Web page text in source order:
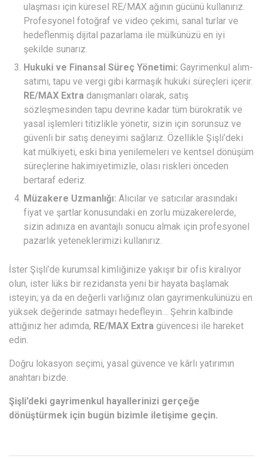
ulaşması için küresel RE/MAX ağının gücünü kullanırız.
Profesyonel fotoğraf ve video çekimi, sanal turlar ve
hedeflenmiş dijital pazarlama ile mülkünüzü en iyi
şekilde sunarız.
Hukuki ve Finansal Süreç Yönetimi: Gayrimenkul alım-
satımı, tapu ve vergi gibi karmaşık hukuki süreçleri içerir.
RE/MAX Extra danışmanları olarak, satış
sözleşmesinden tapu devrine kadar tüm bürokratik ve
yasal işlemleri titizlikle yönetir, sizin için sorunsuz ve
güvenli bir satış deneyimi sağlarız. Özellikle Şişli’deki
kat mülkiyeti, eski bina yenilemeleri ve kentsel dönüşüm
süreçlerine hakimiyetimizle, olası riskleri önceden
bertaraf ederiz.
Müzakere Uzmanlığı: Alıcılar ve satıcılar arasındaki
fiyat ve şartlar konusundaki en zorlu müzakerelerde,
sizin adınıza en avantajlı sonucu almak için profesyonel
pazarlık yeteneklerimizi kullanırız.
İster Şişli’de kurumsal kimliğinize yakışır bir ofis kiralıyor
olun, ister lüks bir rezidansta yeni bir hayata başlamak
isteyin; ya da en değerli varlığınız olan gayrimenkulünüzü en
yüksek değerinde satmayı hedefleyin… Şehrin kalbinde
attığınız her adımda, RE/MAX Extra güvencesi ile hareket
edin.
Doğru lokasyon seçimi, yasal güvence ve kârlı yatırımın
anahtarı bizde.
Şişli’deki gayrimenkul hayallerinizi gerçeğe
dönüştürmek için bugün bizimle iletişime geçin.